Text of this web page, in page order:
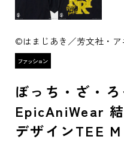
©はまじあき／芳文社・ア
ぼっち・ざ・ろ
EpicAniWear
デザインTEE M